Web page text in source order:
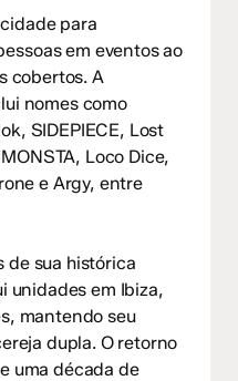
para
em eventos ao
cobertos. A
nomes como
SIDEPIECE, Lost
Loco Dice,
e Argy, entre
de sua histórica
unidades em Ibiza,
mantendo seu
dupla. O retorno
uma década de